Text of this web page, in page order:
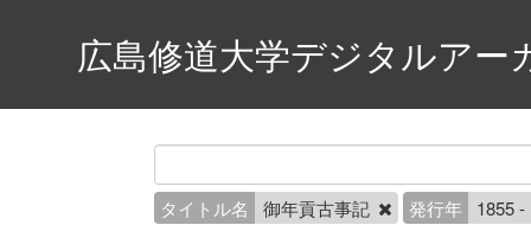
広島修道大学デジタルアー
タイトル名 御年貢古事記 発行年 1855